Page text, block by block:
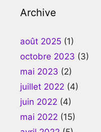
Archive
août 2025 (1)
octobre 2023 (3)
mai 2023 (2)
juillet 2022 (4)
juin 2022 (4)
mai 2022 (15)